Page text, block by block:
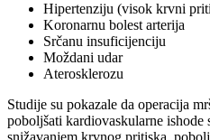
Hipertenziju (visok krvni
Koronarnu bolest arterija
Srčanu insuficijenciju
Moždani udar
Aterosklerozu
Studije su pokazale da operacija
poboljšati kardiovaskularne ishode
snižavanjem krvnog pritiska,